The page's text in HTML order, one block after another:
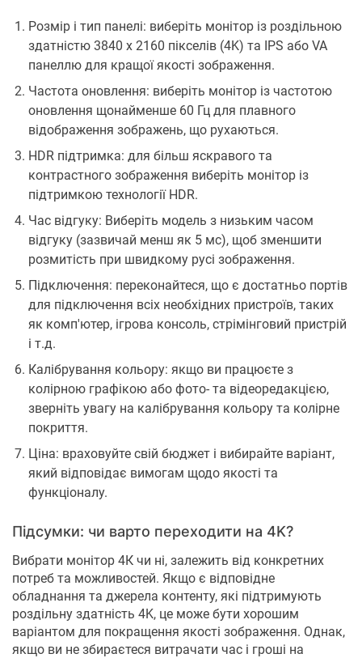
Розмір і тип панелі: виберіть монітор із роздільною
здатністю 3840 x 2160 пікселів (4K) та IPS або VA
панеллю для кращої якості зображення.
Частота оновлення: виберіть монітор із частотою
оновлення щонайменше 60 Гц для плавного
відображення зображень, що рухаються.
HDR підтримка: для більш яскравого та
контрастного зображення виберіть монітор із
підтримкою технології HDR.
Час відгуку: Виберіть модель з низьким часом
відгуку (зазвичай менш як 5 мс), щоб зменшити
розмитість при швидкому русі зображення.
Підключення: переконайтеся, що є достатньо портів
для підключення всіх необхідних пристроїв, таких
як комп'ютер, ігрова консоль, стрімінговий пристрій
і т.д.
Калібрування кольору: якщо ви працюєте з
колірною графікою або фото- та відеоредакцією,
зверніть увагу на калібрування кольору та колірне
покриття.
Ціна: враховуйте свій бюджет і вибирайте варіант,
який відповідає вимогам щодо якості та
функціоналу.
Підсумки: чи варто переходити на 4K?
Вибрати монітор 4К чи ні, залежить від конкретних
потреб та можливостей. Якщо є відповідне
обладнання та джерела контенту, які підтримують
роздільну здатність 4K, це може бути хорошим
варіантом для покращення якості зображення. Однак,
якщо ви не збираєтеся витрачати час і гроші на